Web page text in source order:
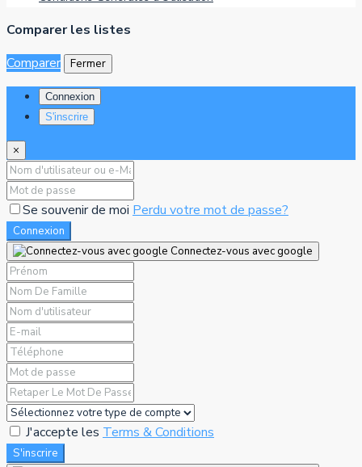
Comparer les listes
Comparer
Fermer
Connexion
S'inscrire
×
Se souvenir de moi Perdu votre mot de passe?
Connexion
Connectez-vous avec google
J'accepte les Terms & Conditions
S'inscrire